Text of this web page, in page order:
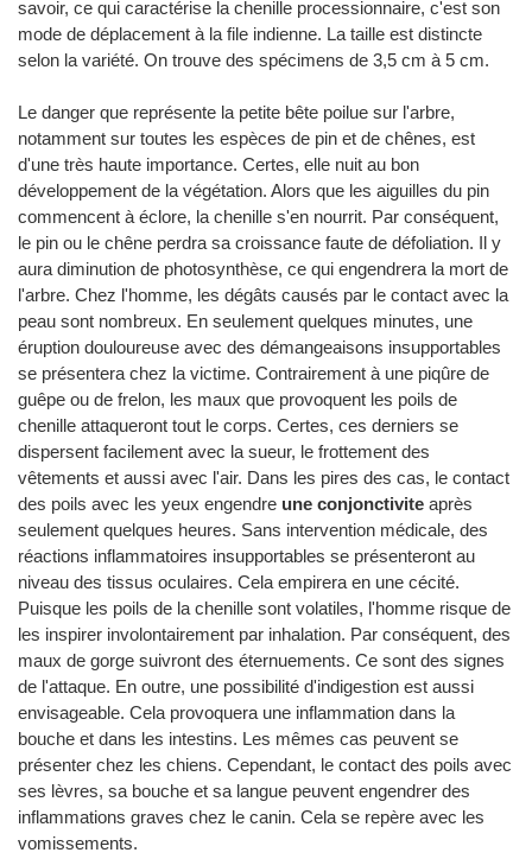
savoir, ce qui caractérise la chenille processionnaire, c'est son
mode de déplacement à la file indienne. La taille est distincte
selon la variété. On trouve des spécimens de 3,5 cm à 5 cm.
Le danger que représente la petite bête poilue sur l'arbre,
notamment sur toutes les espèces de pin et de chênes, est
d'une très haute importance. Certes, elle nuit au bon
développement de la végétation. Alors que les aiguilles du pin
commencent à éclore, la chenille s'en nourrit. Par conséquent,
le pin ou le chêne perdra sa croissance faute de défoliation. Il y
aura diminution de photosynthèse, ce qui engendrera la mort de
l'arbre. Chez l'homme, les dégâts causés par le contact avec la
peau sont nombreux. En seulement quelques minutes, une
éruption douloureuse avec des démangeaisons insupportables
se présentera chez la victime. Contrairement à une piqûre de
guêpe ou de frelon, les maux que provoquent les poils de
chenille attaqueront tout le corps. Certes, ces derniers se
dispersent facilement avec la sueur, le frottement des
vêtements et aussi avec l'air. Dans les pires des cas, le contact
des poils avec les yeux engendre une conjonctivite après
seulement quelques heures. Sans intervention médicale, des
réactions inflammatoires insupportables se présenteront au
niveau des tissus oculaires. Cela empirera en une cécité.
Puisque les poils de la chenille sont volatiles, l'homme risque de
les inspirer involontairement par inhalation. Par conséquent, des
maux de gorge suivront des éternuements. Ce sont des signes
de l'attaque. En outre, une possibilité d'indigestion est aussi
envisageable. Cela provoquera une inflammation dans la
bouche et dans les intestins. Les mêmes cas peuvent se
présenter chez les chiens. Cependant, le contact des poils avec
ses lèvres, sa bouche et sa langue peuvent engendrer des
inflammations graves chez le canin. Cela se repère avec les
vomissements.